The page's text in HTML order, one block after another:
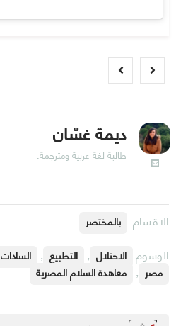
ديمة غسّان
طالبة لغة عربية ومترجمة.
الاقسام: بالمختصر
الوسوم: الاحتلال , التطبيع , السادات
مصر , معاهدة السلام المصرية